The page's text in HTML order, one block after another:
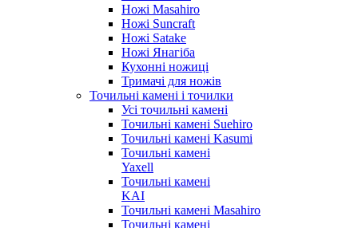
Ножі Masahiro
Ножі Suncraft
Ножі Satake
Ножі Янагіба
Кухонні ножиці
Тримачі для ножів
Точильні камені і точилки
Усі точильні камені
Точильні камені Suehiro
Точильні камені Kasumi
Точильні камені
Yaxell
Точильні камені
KAI
Точильні камені Masahiro
Точильні камені